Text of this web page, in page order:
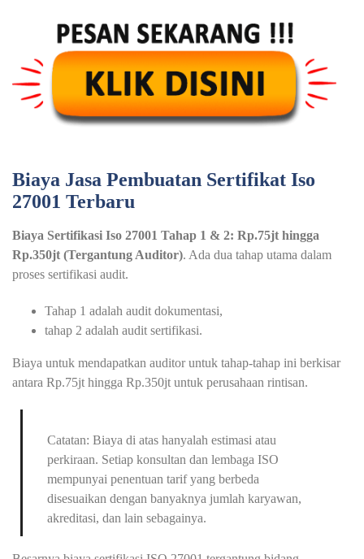
Biaya Jasa Pembuatan Sertifikat Iso
27001 Terbaru
Biaya Sertifikasi Iso 27001 Tahap 1 & 2: Rp.75jt hingga
Rp.350jt (Tergantung Auditor). Ada dua tahap utama dalam
proses sertifikasi audit.
Tahap 1 adalah audit dokumentasi,
tahap 2 adalah audit sertifikasi.
Biaya untuk mendapatkan auditor untuk tahap-tahap ini berkisar
antara Rp.75jt hingga Rp.350jt untuk perusahaan rintisan.
Catatan: Biaya di atas hanyalah estimasi atau
perkiraan. Setiap konsultan dan lembaga ISO
mempunyai penentuan tarif yang berbeda
disesuaikan dengan banyaknya jumlah karyawan,
akreditasi, dan lain sebagainya.